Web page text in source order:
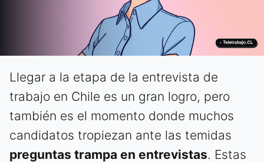
Llegar a la etapa de la entrevista de
trabajo en Chile es un gran logro, pero
también es el momento donde muchos
candidatos tropiezan ante las temidas
preguntas trampa en entrevistas. Estas